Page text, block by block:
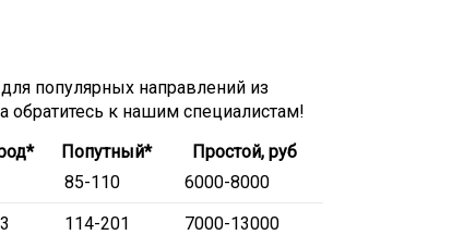
популярных направлений из
обратитесь к нашим специалистам!
Попутный*
Простой, руб
85-110
6000-8000
114-201
7000-13000